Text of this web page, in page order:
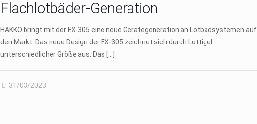
Flachlotbäder-Generation
HAKKO bringt mit der FX-305 eine neue Gerätegeneration an Lotbadsystemen auf
den Markt. Das neue Design der FX-305 zeichnet sich durch Lottigel
unterschiedlicher Größe aus. Das […]
31/03/2023